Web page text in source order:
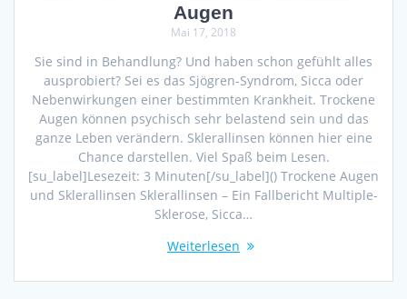
Augen
Mai 17, 2018
Sie sind in Behandlung? Und haben schon gefühlt alles
ausprobiert? Sei es das Sjögren-Syndrom, Sicca oder
Nebenwirkungen einer bestimmten Krankheit. Trockene
Augen können psychisch sehr belastend sein und das
ganze Leben verändern. Sklerallinsen können hier eine
Chance darstellen. Viel Spaß beim Lesen.
[su_label]Lesezeit: 3 Minuten[/su_label]() Trockene Augen
und Sklerallinsen Sklerallinsen – Ein Fallbericht Multiple-
Sklerose, Sicca…
Weiterlesen